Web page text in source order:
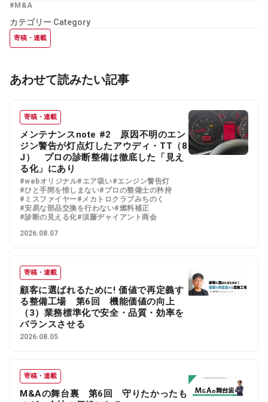
#M&A
カテゴリー Category
寄稿・連載
あわせて読みたい記事
寄稿・連載
メンテナンスnote #2 原因不明のエン
ジン警告が灯点灯したアウディ・TT（8
J） プロの診断整備は徹底した「見え
る化」にあり
#webオリジナル#エア吸い#エンジン警告灯
#ひと手間を惜しまない#プロの整備士の矜持
#ミスファイヤー#メカトロクラブみちのく
#安易な部品交換を行わない#燃料補正
#診断の見える化#須藤ヂャイアント商会
2026.08.07
寄稿・連載
顧客に選ばれるために! 価値で再定義す
る整備工場 第6回 機能価値の向上
（3）業務標準化で安全・品質・効率を
バランスさせる
2026.08.05
寄稿・連載
M&Aの舞台裏 第6回 守りたかったも